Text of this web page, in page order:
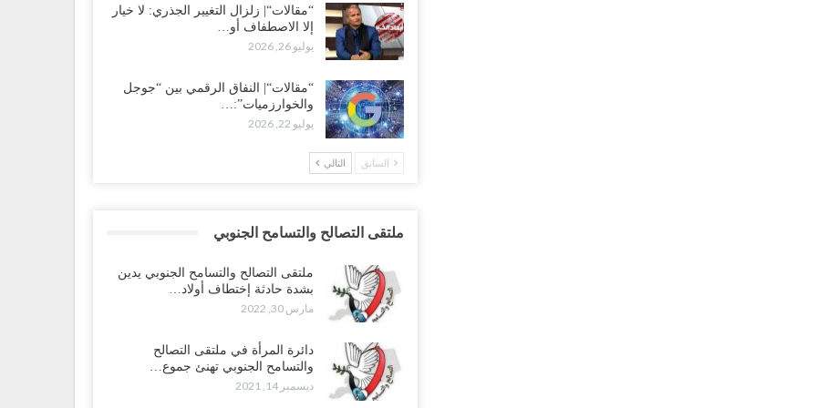
“مقالات“| زلزال التغيير الجذري: لا خيار
إلا الاصطفاف أو…
يوليو 26, 2026
“مقالات“| النفاق الرقمي بين “جوجل
والخوارزميات”:…
يوليو 22, 2026
السابق التالي
ملتقى التصالح والتسامح الجنوبي
ملتقى التصالح والتسامح الجنوبي يدين
بشدة حادثة إختطاف أولاد…
مارس 30, 2022
دائرة المرأة في ملتقى التصالح
والتسامح الجنوبي تهنئ جموع…
ديسمبر 14, 2021